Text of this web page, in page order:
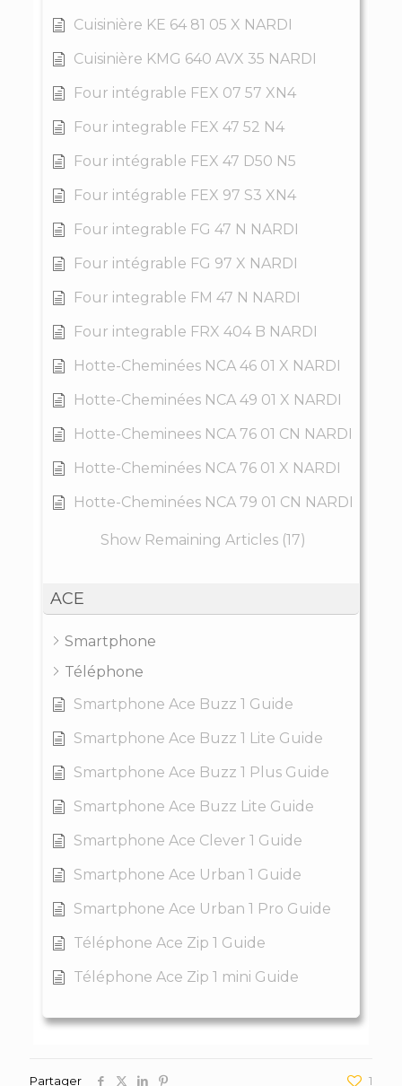
Cuisinière KE 64 81 05 X NARDI
Cuisinière KMG 640 AVX 35 NARDI
Four intégrable FEX 07 57 XN4
Four integrable FEX 47 52 N4
Four intégrable FEX 47 D50 N5
Four intégrable FEX 97 S3 XN4
Four integrable FG 47 N NARDI
Four intégrable FG 97 X NARDI
Four integrable FM 47 N NARDI
Four integrable FRX 404 B NARDI
Hotte-Cheminées NCA 46 01 X NARDI
Hotte-Cheminées NCA 49 01 X NARDI
Hotte-Cheminees NCA 76 01 CN NARDI
Hotte-Cheminées NCA 76 01 X NARDI
Hotte-Cheminées NCA 79 01 CN NARDI
Show Remaining Articles (17)
ACE
Smartphone
Téléphone
Smartphone Ace Buzz 1 Guide
Smartphone Ace Buzz 1 Lite Guide
Smartphone Ace Buzz 1 Plus Guide
Smartphone Ace Buzz Lite Guide
Smartphone Ace Clever 1 Guide
Smartphone Ace Urban 1 Guide
Smartphone Ace Urban 1 Pro Guide
Téléphone Ace Zip 1 Guide
Téléphone Ace Zip 1 mini Guide
Partager 1